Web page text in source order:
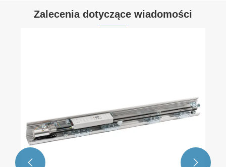
Zalecenia dotyczące wiadomości
 